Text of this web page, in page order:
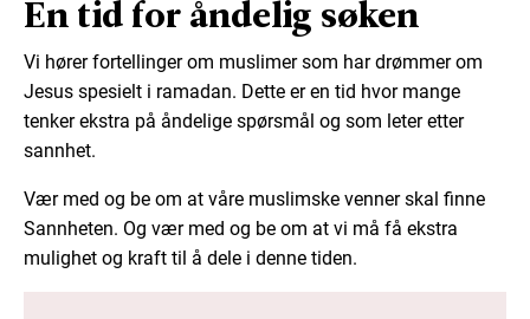
En tid for åndelig søken
Vi hører fortellinger om muslimer som har drømmer om
Jesus spesielt i ramadan. Dette er en tid hvor mange
tenker ekstra på åndelige spørsmål og som leter etter
sannhet.
Vær med og be om at våre muslimske venner skal finne
Sannheten. Og vær med og be om at vi må få ekstra
mulighet og kraft til å dele i denne tiden.